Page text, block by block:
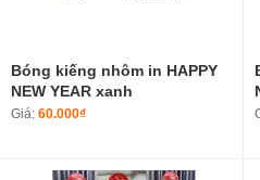
Bóng kiếng nhôm in HAPPY
NEW YEAR xanh
Giá: 60.000₫